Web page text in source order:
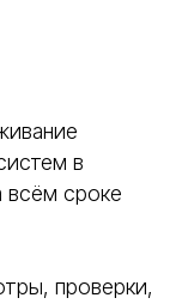
в
всём сроке
проверки,